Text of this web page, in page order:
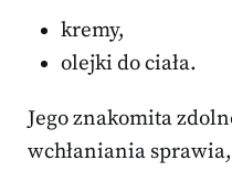
kremy,
olejki do ciała.
Jego znakomita
wchłaniania